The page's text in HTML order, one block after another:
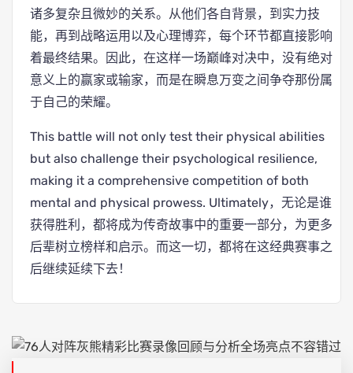
诸多复杂且微妙的关系。从他们各自背景，到实力技
能，再到战略运用以及心理博弈，每个环节都直接影响
着最终结果。因此，在这样一场巅峰对决中，没有绝对
意义上的赢家或输家，而是在瞬息万变之间争夺那份属
于自己的荣耀。
This battle will not only test their physical abilities
but also challenge their psychological resilience,
making it a comprehensive competition of both
mental and physical prowess. Ultimately，无论是谁
获得胜利，都将成为传奇故事中的重要一部分，为更多
后辈树立榜样和启示。而这一切，都将在这经典赛事之
后继续延续下去！